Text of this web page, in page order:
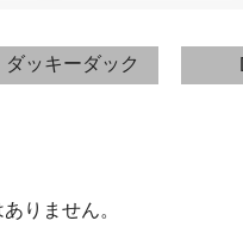
ダッキーダック
りません。